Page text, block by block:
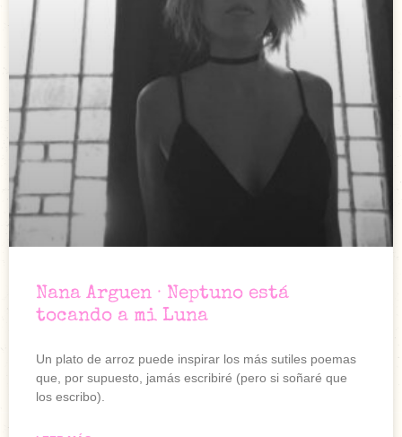
Nana Arguen · Neptuno está
tocando a mi Luna
Un plato de arroz puede inspirar los más sutiles poemas
que, por supuesto, jamás escribiré (pero si soñaré que
los escribo).